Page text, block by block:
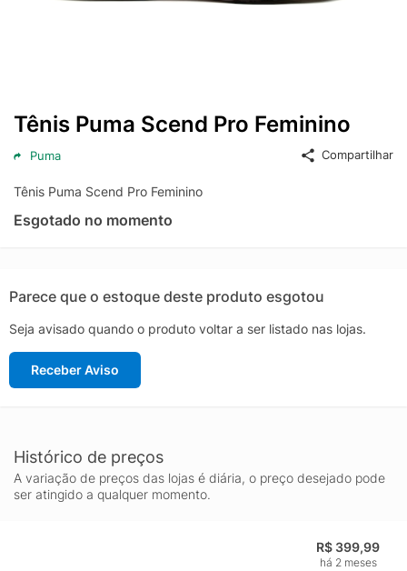
Tênis Puma Scend Pro Feminino
Puma Compartilhar
Tênis Puma Scend Pro Feminino
Esgotado no momento
Parece que o estoque deste produto esgotou
Seja avisado quando o produto voltar a ser listado nas lojas.
Receber Aviso
Histórico de preços
A variação de preços das lojas é diária, o preço desejado pode
ser atingido a qualquer momento.
R$ 399,99
há 2 meses